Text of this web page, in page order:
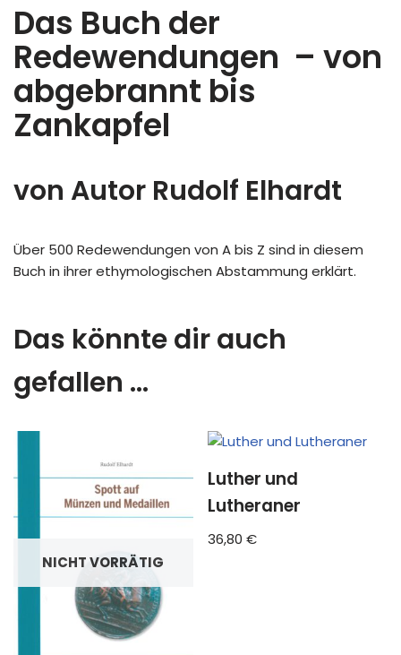
Das Buch der
Redewendungen – von
abgebrannt bis
Zankapfel
von Autor Rudolf Elhardt
Über 500 Redewendungen von A bis Z sind in diesem
Buch in ihrer ethymologischen Abstammung erklärt.
Das könnte dir auch
gefallen …
NICHT VORRÄTIG
Luther und
Lutheraner
36,80€